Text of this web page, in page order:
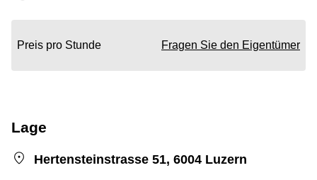
Preis pro Stunde Fragen Sie den Eigentümer
Lage
Hertensteinstrasse 51, 6004 Luzern